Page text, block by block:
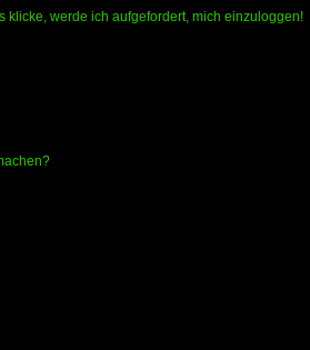
klicke, werde ich aufgefordert, mich einzuloggen!